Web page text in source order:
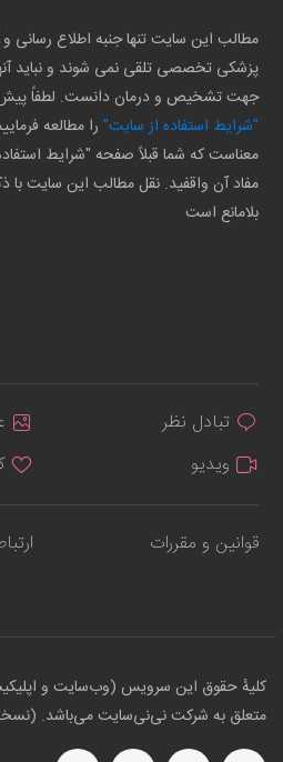
مطالب این سایت تنها جنبه اطلاع رسانی
پزشکی تخصصی تلقی نمی شوند و نباید
جهت تشخیص و درمان دانست. لطفاً پیش
"شرایط استفاده از سایت" را مطالعه
معناست که شما قبلاً صفحه "شرایط
مفاد آن واقفید. نقل مطالب این سایت با
بلامانع است
تبادل نظر
ویدیو
قوانین و مقررات
کلیهٔ حقوق این سرویس (وب‌سایت و
متعلق به شرکت نی‌نی‌سایت می‌باشد. (نسخه: